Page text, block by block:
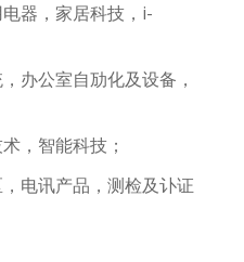
器，家居科技，i-
办公室自劢化及设备，
，智能科技；
电讯产品，测检及讣证